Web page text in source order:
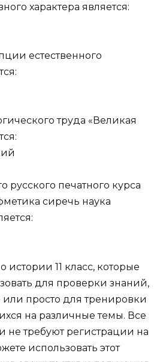
характера является:
естественного
труда «Великая
русского печатного курса
сиречь наука
истории 11 класс, которые
для проверки знаний,
или просто для тренировки
на различные темы. Все
не требуют регистрации на
использовать этот